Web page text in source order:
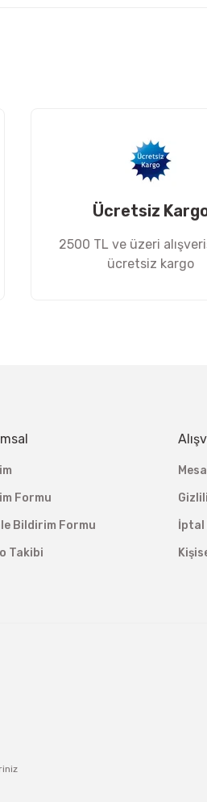
Ücretsiz
2500 TL ve üzeri
ücretsiz kargo
Formu
Bildirim Formu
Takibi
İptal